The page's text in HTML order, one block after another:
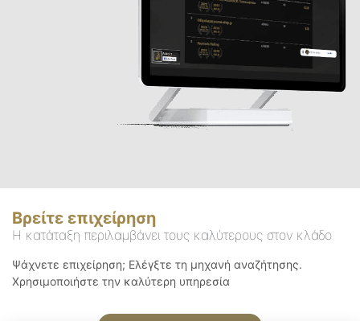
Βρείτε επιχείρηση
Η κατάταξη περιλαμβάνει τους καλύτερους στον κλάδο
Ψάχνετε επιχείρηση; Ελέγξτε τη μηχανή αναζήτησης.
Χρησιμοποιήστε την καλύτερη υπηρεσία